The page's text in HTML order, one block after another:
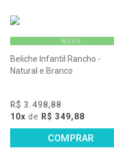
NOVO
Beliche Infantil Rancho -
Natural e Branco
R$ 3.498,88
10x de R$ 349,88
COMPRAR